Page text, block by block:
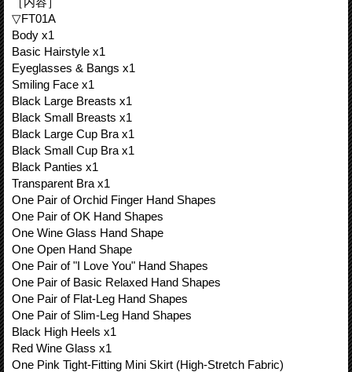
▽FT01A
Body x1
Basic Hairstyle x1
Eyeglasses & Bangs x1
Smiling Face x1
Black Large Breasts x1
Black Small Breasts x1
Black Large Cup Bra x1
Black Small Cup Bra x1
Black Panties x1
Transparent Bra x1
One Pair of Orchid Finger Hand Shapes
One Pair of OK Hand Shapes
One Wine Glass Hand Shape
One Open Hand Shape
One Pair of "I Love You" Hand Shapes
One Pair of Basic Relaxed Hand Shapes
One Pair of Flat-Leg Hand Shapes
One Pair of Slim-Leg Hand Shapes
Black High Heels x1
Red Wine Glass x1
One Pink Tight-Fitting Mini Skirt (High-Stretch Fabric)